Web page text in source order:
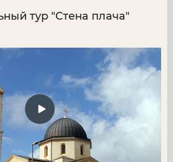
тур "Стена плача"